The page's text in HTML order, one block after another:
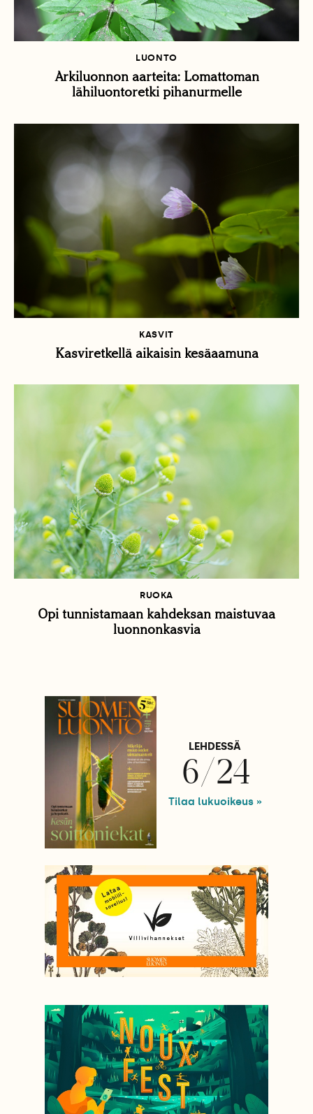
LUONTO
Arkiluonnon aarteita: Lomattoman
lähiluontoretki pihanurmelle
KASVIT
Kasviretkellä aikaisin kesäaamuna
RUOKA
Opi tunnistamaan kahdeksan maistuvaa
luonnonkasvia
LEHDESSÄ
6/24
Tilaa lukuoikeus »